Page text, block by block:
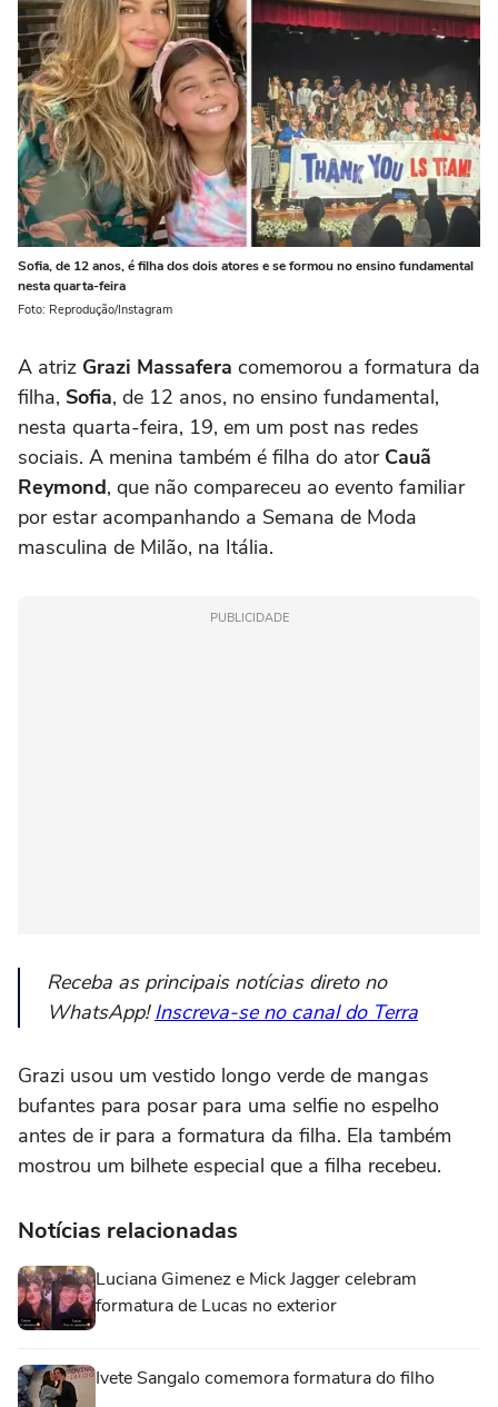
Sofia, de 12 anos, é filha dos dois atores e se formou no ensino fundamental
nesta quarta-feira
Foto: Reprodução/Instagram
A atriz Grazi Massafera comemorou a formatura da
filha, Sofia, de 12 anos, no ensino fundamental,
nesta quarta-feira, 19, em um post nas redes
sociais. A menina também é filha do ator Cauã
Reymond, que não compareceu ao evento familiar
por estar acompanhando a Semana de Moda
masculina de Milão, na Itália.
PUBLICIDADE
Receba as principais notícias direto no
WhatsApp!Inscreva-se no canal do Terra
Grazi usou um vestido longo verde de mangas
bufantes para posar para uma selfie no espelho
antes de ir para a formatura da filha. Ela também
mostrou um bilhete especial que a filha recebeu.
Notícias relacionadas
Luciana Gimenez e Mick Jagger celebram
formatura de Lucas no exterior
Ivete Sangalo comemora formatura do filho